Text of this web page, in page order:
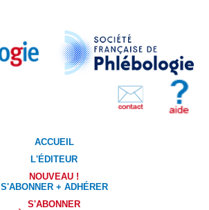
ACCUEIL
L'ÉDITEUR
NOUVEAU !
S'ABONNER + ADHÉRER
S'ABONNER